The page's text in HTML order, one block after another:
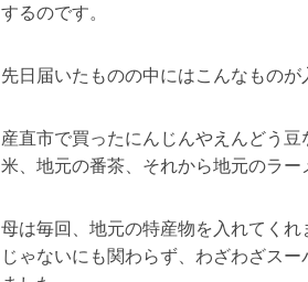
するのです。
先日届いたものの中にはこんなものが
産直市で買ったにんじんやえんどう
米、地元の番茶、それから地元のラー
母は毎回、地元の特産物を入れてく
じゃないにも関わらず、わざわざス